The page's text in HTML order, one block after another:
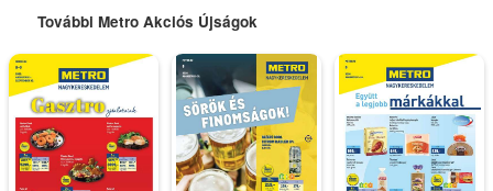
További Metro Akciós Újságok